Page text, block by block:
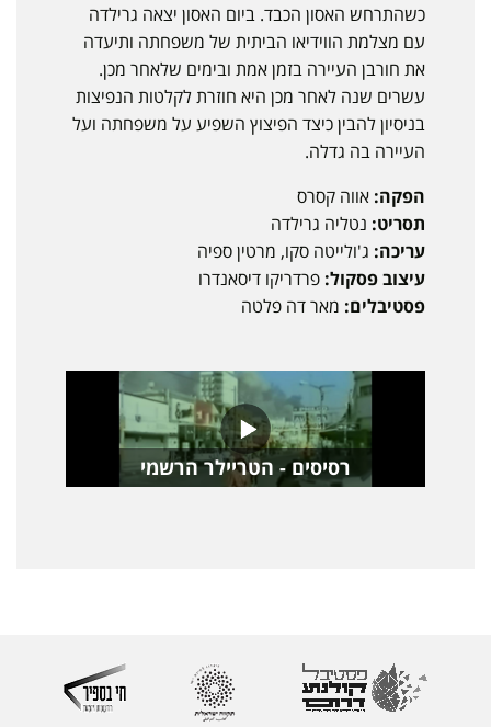
כשהתרחש האסון הכבד. ביום האסון יצאה גרילדה
עם מצלמת הווידיאו הביתית של משפחתה ותיעדה
את חורבן העיירה בזמן אמת ובימים שלאחר מכן.
עשרים שנה לאחר מכן היא חוזרת לקלטות הנפיצות
בניסיון להבין כיצד הפיצוץ השפיע על משפחתה ועל
העיירה בה גדלה.
הפקה: אווה קסרס
תסריט: נטליה גרילדה
עריכה: ג'ולייטה סקו, מרטין ספיה
עיצוב פסקול: פרדריקו דיסאנדרו
פסטיבלים: מאר דה פלטה
רסיסים - הטריילר הרשמי